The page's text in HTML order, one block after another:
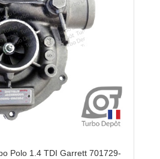
Polo 1.4 TDI Garrett 701729-